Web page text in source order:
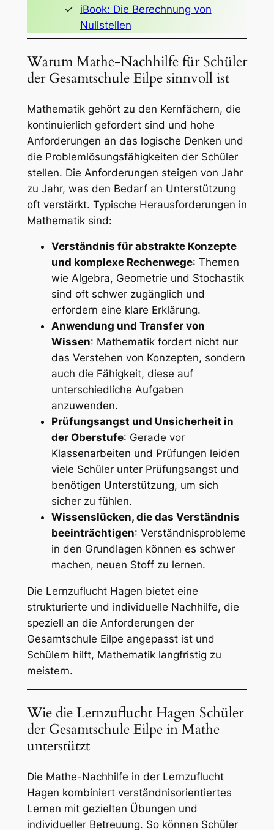
iBook: Die Berechnung von
Nullstellen
Warum Mathe-Nachhilfe für Schüler
der Gesamtschule Eilpe sinnvoll ist
Mathematik gehört zu den Kernfächern, die
kontinuierlich gefordert sind und hohe
Anforderungen an das logische Denken und
die Problemlösungsfähigkeiten der Schüler
stellen. Die Anforderungen steigen von Jahr
zu Jahr, was den Bedarf an Unterstützung
oft verstärkt. Typische Herausforderungen in
Mathematik sind:
Verständnis für abstrakte Konzepte
und komplexe Rechenwege: Themen
wie Algebra, Geometrie und Stochastik
sind oft schwer zugänglich und
erfordern eine klare Erklärung.
Anwendung und Transfer von
Wissen: Mathematik fordert nicht nur
das Verstehen von Konzepten, sondern
auch die Fähigkeit, diese auf
unterschiedliche Aufgaben
anzuwenden.
Prüfungsangst und Unsicherheit in
der Oberstufe: Gerade vor
Klassenarbeiten und Prüfungen leiden
viele Schüler unter Prüfungsangst und
benötigen Unterstützung, um sich
sicher zu fühlen.
Wissenslücken, die das Verständnis
beeinträchtigen: Verständnisprobleme
in den Grundlagen können es schwer
machen, neuen Stoff zu lernen.
Die Lernzuflucht Hagen bietet eine
strukturierte und individuelle Nachhilfe, die
speziell an die Anforderungen der
Gesamtschule Eilpe angepasst ist und
Schülern hilft, Mathematik langfristig zu
meistern.
Wie die Lernzuflucht Hagen Schüler
der Gesamtschule Eilpe in Mathe
unterstützt
Die Mathe-Nachhilfe in der Lernzuflucht
Hagen kombiniert verständnisorientiertes
Lernen mit gezielten Übungen und
individueller Betreuung. So können Schüler